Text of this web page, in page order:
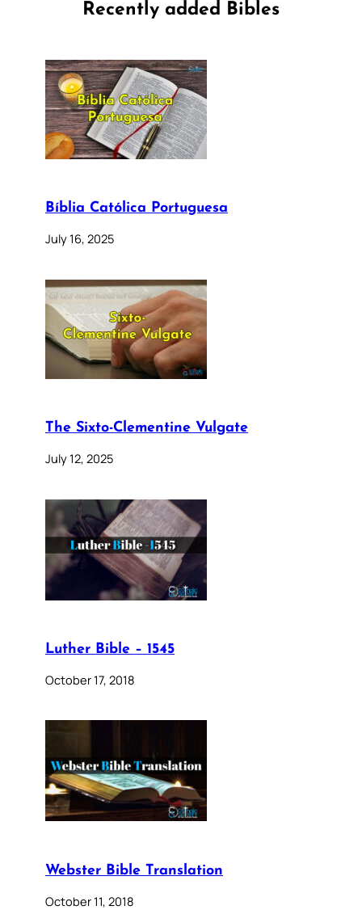
Recently added Bibles
Bíblia Católica Portuguesa
July 16, 2025
The Sixto-Clementine Vulgate
July 12, 2025
Luther Bible – 1545
October 17, 2018
Webster Bible Translation
October 11, 2018